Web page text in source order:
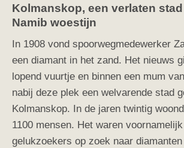
Kolmanskop, een verlaten
Namib woestijn
In 1908 vond spoorwegmedewerker
een diamant in het zand. Het nieuws
lopend vuurtje en binnen een mum
nabij deze plek een welvarende stad
Kolmanskop. In de jaren twintig
1100 mensen. Het waren
gelukzoekers op zoek naar